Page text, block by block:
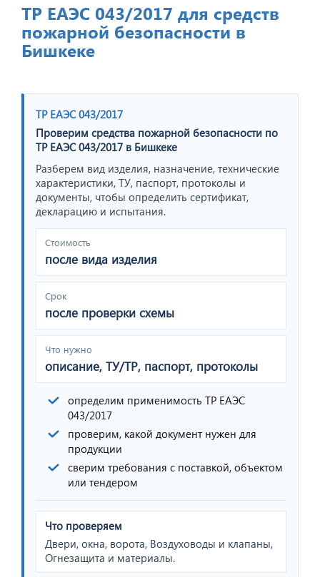
ТР ЕАЭС 043/2017 для средств
пожарной безопасности в
Бишкеке
ТР ЕАЭС 043/2017
Проверим средства пожарной безопасности по
ТР ЕАЭС 043/2017 в Бишкеке
Разберем вид изделия, назначение, технические
характеристики, ТУ, паспорт, протоколы и
документы, чтобы определить сертификат,
декларацию и испытания.
Стоимость
после вида изделия
Срок
после проверки схемы
Что нужно
описание, ТУ/ТР, паспорт, протоколы
определим применимость ТР ЕАЭС
043/2017
проверим, какой документ нужен для
продукции
сверим требования с поставкой, объектом
или тендером
Что проверяем
Двери, окна, ворота, Воздуховоды и клапаны,
Огнезащита и материалы.